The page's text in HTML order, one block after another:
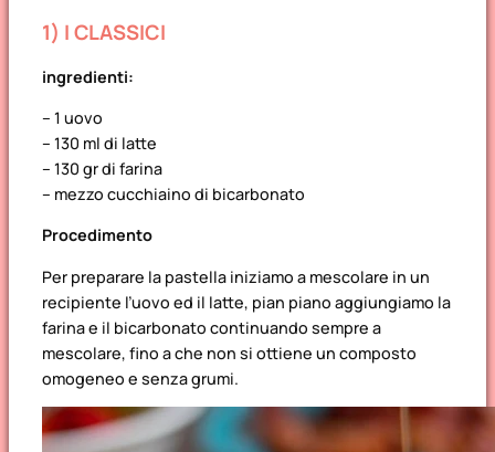
1) I CLASSICI
ingredienti:
– 1 uovo
– 130 ml di latte
– 130 gr di farina
– mezzo cucchiaino di bicarbonato
Procedimento
Per preparare la pastella iniziamo a mescolare in un
recipiente l’uovo ed il latte, pian piano aggiungiamo la
farina e il bicarbonato continuando sempre a
mescolare, fino a che non si ottiene un composto
omogeneo e senza grumi.